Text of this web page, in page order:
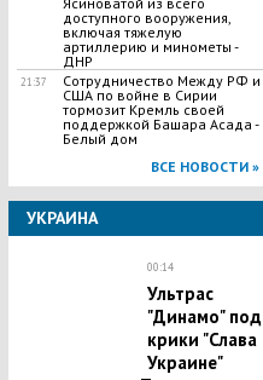
доступного вооружения,
включая тяжелую
артиллерию и минометы -
ДНР
21:37
Сотрудничество Между РФ и
США по войне в Сирии
тормозит Кремль своей
поддержкой Башара Асада -
Белый дом
ВСЕ НОВОСТИ »
УКРАИНА
00:14
Ультрас
"Динамо" под
крики "Слава
Украине"